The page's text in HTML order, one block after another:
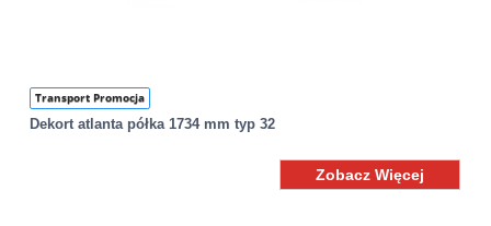
Transport Promocja
Dekort atlanta półka 1734 mm typ 32
Zobacz Więcej